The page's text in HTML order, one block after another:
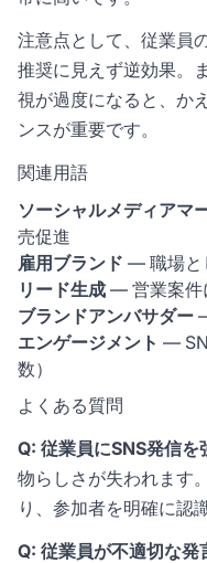
注意点として、従業員
推奨に見えず逆効果。
視が過度になると、か
ンスが重要です。
関連用語
ソーシャルメディアマ
売促進
雇用ブランド — 職場と
リード生成 — 営業案件
ブランドアンバサダー
エンゲージメント —
数）
よくある質問
Q: 従業員にSNS発信を
物らしさが失われます
り、参加者を明確に認
Q: 従業員が不適切な発